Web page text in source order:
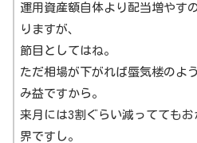
運用資産額自体より配当増やす
りますが、
節目としてはね。
ただ相場が下がれば蜃気楼のよ
み益ですから。
来月には3割ぐらい減ってても
界ですし。